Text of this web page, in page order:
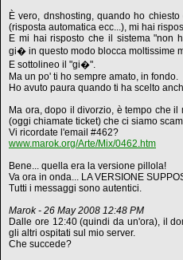
È vero, dnshosting, quando ho
(risposta automatica ecc...), mi hai
E mi hai risposto che il sistema "non
gi� in questo modo blocca moltissime
E sottolineo il "gi�".
Ma un po' ti ho sempre amato, in fondo.
Ho avuto paura quando ti ha scelto
Ma ora, dopo il divorzio, è tempo che
(oggi chiamate ticket) che ci siamo
Vi ricordate l'email #462?
www.marok.org/Arte/Mix/0462.htm
Bene... quella era la versione pillola!
Va ora in onda... LA VERSIONE
Tutti i messaggi sono autentici.
Marok - 26 May 2008 12:48 PM
Dalle ore 12:40 (quindi da un'ora), il
gli altri ospitati sul mio server.
Che succede?